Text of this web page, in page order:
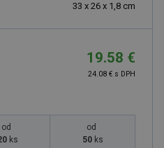
33 x 26 x 1,8 cm
19.58 €
24.08 € s DPH
od
ks
od
50 ks